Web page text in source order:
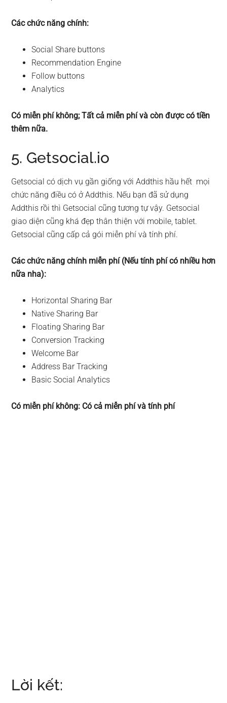
Các chức năng chính:
Social Share buttons
Recommendation Engine
Follow buttons
Analytics
Có miễn phí không; Tất cả miễn phí và còn được có tiền
thêm nữa.
5. Getsocial.io
Getsocial có dịch vụ gần giống với Addthis hầu hết mọi
chức năng điều có ở Addthis. Nếu bạn đã sử dụng
Addthis rồi thì Getsocial cũng tương tự vậy. Getsocial
giao diện cũng khá đẹp thân thiện với mobile, tablet.
Getsocial cũng cấp cả gói miễn phí và tính phí.
Các chức năng chính miễn phí (Nếu tính phí có nhiều hơn
nữa nha):
Horizontal Sharing Bar
Native Sharing Bar
Floating Sharing Bar
Conversion Tracking
Welcome Bar
Address Bar Tracking
Basic Social Analytics
Có miễn phí không: Có cả miễn phí và tính phí
Lời kết: